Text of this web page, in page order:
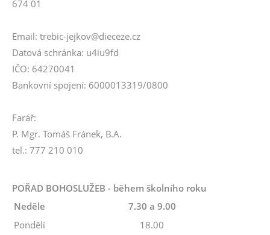
674 01
Email: trebic-jejkov@dieceze.cz
Datová schránka: u4iu9fd
IČO: 64270041
Bankovní spojení: 6000013319/0800
Farář:
P. Mgr. Tomáš Fránek, B.A.
tel.: 777 210 010
POŘAD BOHOSLUŽEB - během školního roku
Neděle
7.30 a 9.00
Pondělí
18.00